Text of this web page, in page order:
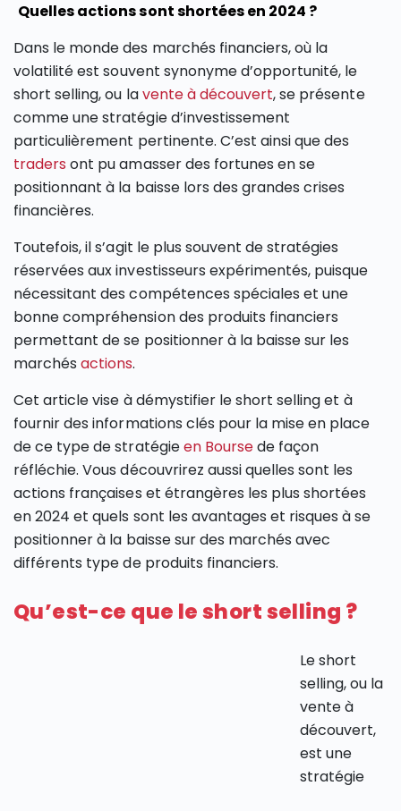
Quelles actions sont shortées en 2024 ?
Dans le monde des marchés financiers, où la
volatilité est souvent synonyme d’opportunité, le
short selling, ou lavente à découvert, se présente
comme une stratégie d’investissement
particulièrement pertinente. C’est ainsi que des
traders ont pu amasser des fortunes en se
positionnant à la baisse lors des grandes crises
financières.
Toutefois, il s’agit le plus souvent de stratégies
réservées aux investisseurs expérimentés, puisque
nécessitant des compétences spéciales et une
bonne compréhension des produits financiers
permettant de se positionner à la baisse sur les
marchésactions.
Cet article vise à démystifier le short selling et à
fournir des informations clés pour la mise en place
de ce type de stratégieen Boursede façon
réfléchie. Vous découvrirez aussi quelles sont les
actions françaises et étrangères les plus shortées
en 2024 et quels sont les avantages et risques à se
positionner à la baisse sur des marchés avec
différents type de produits financiers.
Qu’est-ce que le short selling ?
Le short
selling, ou la
vente à
découvert,
est une
stratégie